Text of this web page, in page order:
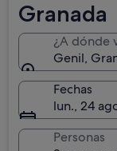
Granada
¿A dónde
Genil,
Fechas
lun., 24
Personas